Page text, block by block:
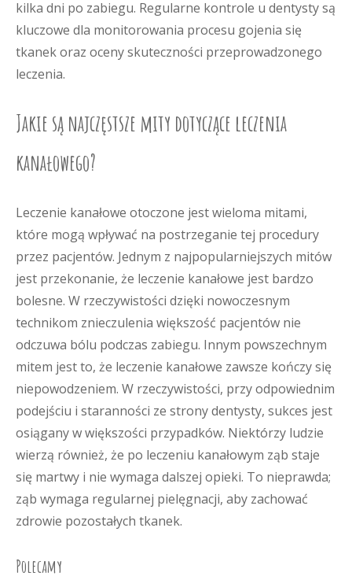
kilka dni po zabiegu. Regularne kontrole u dentysty są
kluczowe dla monitorowania procesu gojenia się
tkanek oraz oceny skuteczności przeprowadzonego
leczenia.
Jakie są najczęstsze mity dotyczące leczenia
kanałowego?
Leczenie kanałowe otoczone jest wieloma mitami,
które mogą wpływać na postrzeganie tej procedury
przez pacjentów. Jednym z najpopularniejszych mitów
jest przekonanie, że leczenie kanałowe jest bardzo
bolesne. W rzeczywistości dzięki nowoczesnym
technikom znieczulenia większość pacjentów nie
odczuwa bólu podczas zabiegu. Innym powszechnym
mitem jest to, że leczenie kanałowe zawsze kończy się
niepowodzeniem. W rzeczywistości, przy odpowiednim
podejściu i staranności ze strony dentysty, sukces jest
osiągany w większości przypadków. Niektórzy ludzie
wierzą również, że po leczeniu kanałowym ząb staje
się martwy i nie wymaga dalszej opieki. To nieprawda;
ząb wymaga regularnej pielęgnacji, aby zachować
zdrowie pozostałych tkanek.
Polecamy